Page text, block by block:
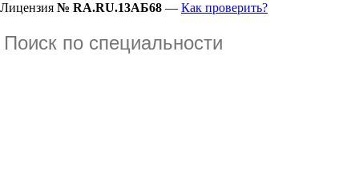
Лицензия № RA.RU.13АБ68 — Как проверить?